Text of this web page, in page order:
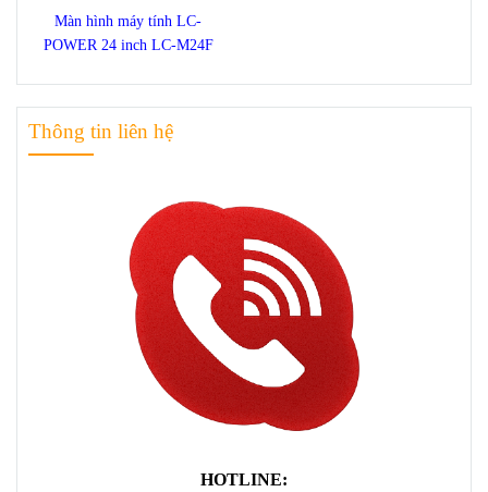
Màn hình máy tính LC-
POWER 24 inch LC-M24F
Thông tin liên hệ
HOTLINE: